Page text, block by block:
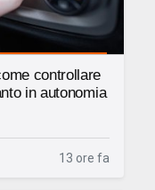
controllare
in autonomia
13 ore fa